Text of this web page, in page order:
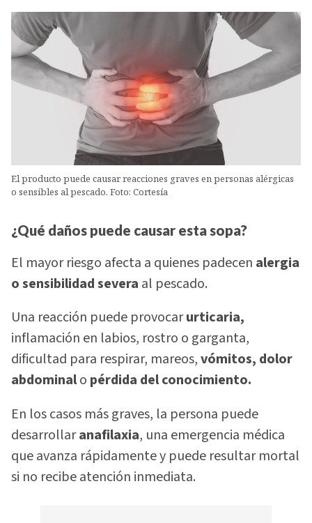
El producto puede causar reacciones graves en personas alérgicas
o sensibles al pescado. Foto: Cortesía
¿Qué daños puede causar esta sopa?
El mayor riesgo afecta a quienes padecen alergia
o sensibilidad severa al pescado.
Una reacción puede provocarurticaria,
inflamación en labios, rostro o garganta,
dificultad para respirar, mareos,vómitos, dolor
abdominalo pérdida del conocimiento.
En los casos más graves, la persona puede
desarrollaranafilaxia, una emergencia médica
que avanza rápidamente y puede resultar mortal
si no recibe atención inmediata.